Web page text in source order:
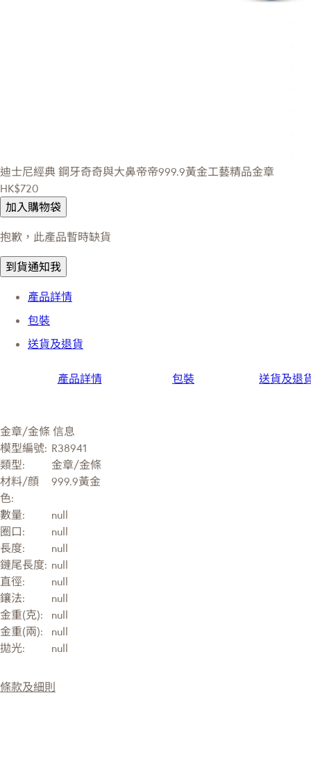
迪士尼經典 鋼牙奇奇與大鼻帝帝999.9黃金工藝精品金章
HK$720
加入購物袋
抱歉，此產品暫時缺貨
到貨通知我
產品詳情
包裝
送貨及退貨
產品詳情 包裝 送貨及退
金章/金條 信息
模型編號: R38941
類型:
金章/金條
材料/顔
色:
999.9黃金
數量:
null
圈口:
null
長度:
null
鏈尾長度: null
直徑:
null
鑲法:
null
金重(克):
null
金重(兩):
null
拋光:
null
條款及細則